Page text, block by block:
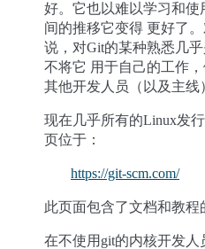
好。它也以难以学习和
间的推移它变得 更好了
说，对Git的某种熟悉几
不将它 用于自己的工作
其他开发人员（以及主线
现在几乎所有的Linux发
页位于：
https://git-scm.com/
此页面包含了文档和教程
在不使用git的内核开发